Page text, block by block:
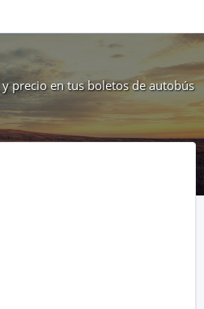
precio en tus boletos de autobús